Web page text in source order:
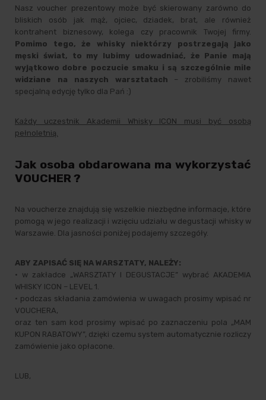
Nasz voucher prezentowy może być skierowany zarówno do
bliskich osób jak mąż, ojciec, dziadek, brat, ale również
kontrahent biznesowy, kolega czy pracownik Twojej firmy.
Pomimo tego, że whisky niektórzy postrzegają jako
męski świat, to my lubimy udowadniać, że Panie mają
wyjątkowo dobre poczucie smaku i są szczególnie mile
widziane na naszych warsztatach – zrobiliśmy nawet
specjalną edycję tylko dla Pań :)
Każdy uczestnik Akademii Whisky ICON musi być osobą
pełnoletnią.
Jak osoba obdarowana ma wykorzystać
VOUCHER ?
Na voucherze znajdują się wszelkie niezbędne informacje, które
pomogą w jego realizacji i wzięciu udziału w degustacji whisky w
Warszawie. Dla jasności poniżej podajemy szczegóły.
ABY ZAPISAĆ SIĘ NA WARSZTATY, NALEŻY:
• w zakładce „WARSZTATY I DEGUSTACJE” wybrać AKADEMIA
WHISKY ICON – LEVEL 1.
• podczas składania zamówienia w uwagach prosimy wpisać nr
VOUCHERA,
oraz ten sam kod prosimy wpisać po zaznaczeniu pola „MAM
KUPON RABATOWY”, dzięki czemu system automatycznie rozliczy
zamówienie jako opłacone.
LUB,